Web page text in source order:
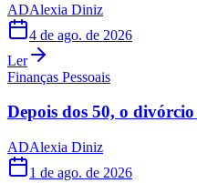
ADAlexia Diniz
4 de ago. de 2026
Ler
Finanças Pessoais
Depois dos 50, o
ADAlexia Diniz
1 de ago. de 2026